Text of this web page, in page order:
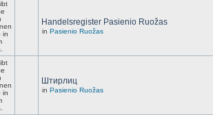
Handelsregister Pasienio Ruožas
in Pasienio Ruožas
Штирлиц
in Pasienio Ruožas